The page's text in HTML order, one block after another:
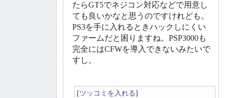
たらGT5でネジコン対応などで用意し
ても良いかなと思うのですけれども。
PS3を手に入れるときハックしにくい
ファームだと困りますね。PSP3000も
完全にはCFWを導入できないみたいで
すし。
[ツッコミを入れる]